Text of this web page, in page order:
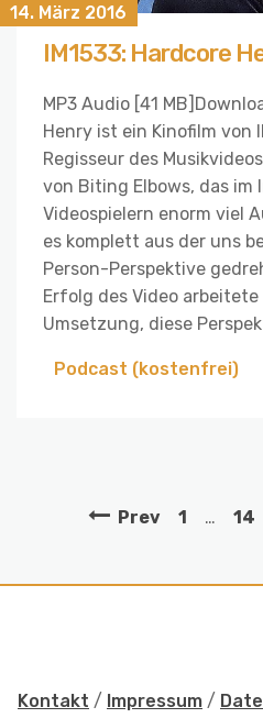
14. März 2016
IM1533: Hardcore
MP3 Audio [41
Henry ist ein Kinofilm von
Regisseur des
von Biting Elbows, das im
Videospielern enorm viel
es komplett aus der uns
Person-Perspektive
Erfolg des Video
Umsetzung, diese
Podcast (kostenfrei)
Prev 1 … 14
Kontakt / Impressum /